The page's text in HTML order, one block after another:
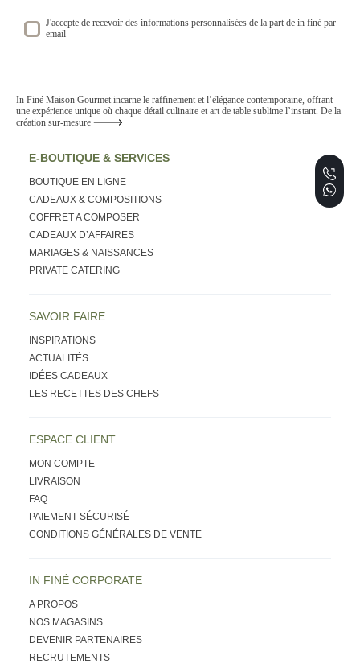
J'accepte de recevoir des informations personnalisées de la part de in finé par
email
In Finé Maison Gourmet incarne le raffinement et l’élégance contemporaine, offrant
une expérience unique où chaque détail culinaire et art de table sublime l’instant. De la
création sur-mesure
E-BOUTIQUE & SERVICES
BOUTIQUE EN LIGNE
CADEAUX & COMPOSITIONS
COFFRET A COMPOSER
CADEAUX D’AFFAIRES
MARIAGES & NAISSANCES
PRIVATE CATERING
SAVOIR FAIRE
INSPIRATIONS
ACTUALITÉS
IDÉES CADEAUX
LES RECETTES DES CHEFS
ESPACE CLIENT
MON COMPTE
LIVRAISON
FAQ
PAIEMENT SÉCURISÉ
CONDITIONS GÉNÉRALES DE VENTE
IN FINÉ CORPORATE
A PROPOS
NOS MAGASINS
DEVENIR PARTENAIRES
RECRUTEMENTS